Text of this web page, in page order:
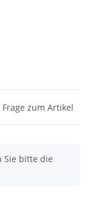
Frage zum Artikel
Sie bitte die